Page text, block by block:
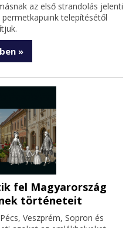
az első strandolás jelenti
telepítésétől
»
fel Magyarország
történeteit
Veszprém, Sopron és